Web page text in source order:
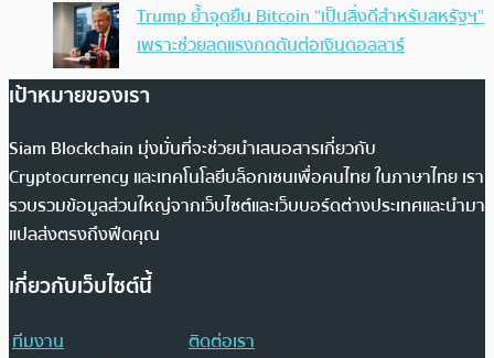
Trump ย้ำจุดยืน Bitcoin “เป็นสิ่งดีสำหรับสหรัฐฯ”
เพราะช่วยลดแรงกดดันต่อเงินดอลลาร์
เป้าหมายของเรา
Siam Blockchain มุ่งมั่นที่จะช่วยนำเสนอสารเกี่ยวกับ
Cryptocurrency และเทคโนโลยีบล็อกเชนเพื่อคนไทย ในภาษาไทย เรา
รวบรวมข้อมูลส่วนใหญ่จากเว็บไซต์และเว็บบอร์ดต่างประเทศและนำมา
แปลส่งตรงถึงฟีดคุณ
เกี่ยวกับเว็บไซต์นี้
ทีมงาน
ติดต่อเรา